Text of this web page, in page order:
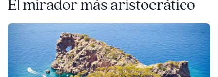
El mirador más aristocrático